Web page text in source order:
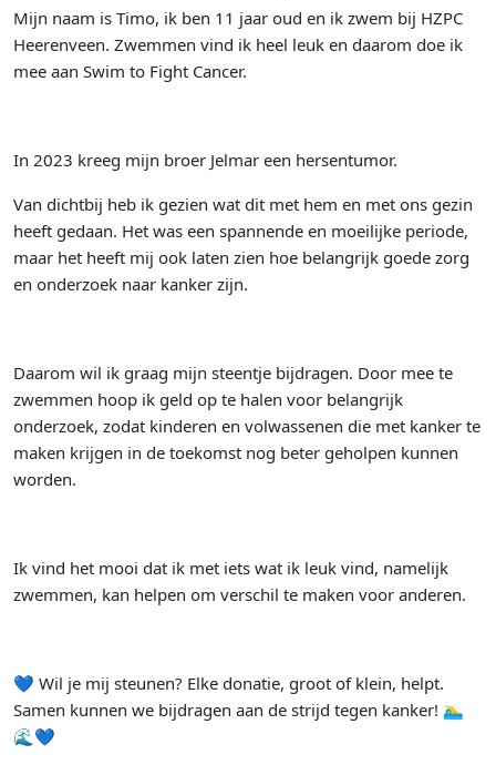
Mijn naam is Timo, ik ben 11 jaar oud en ik zwem bij HZPC
Heerenveen. Zwemmen vind ik heel leuk en daarom doe ik
mee aan Swim to Fight Cancer.
In 2023 kreeg mijn broer Jelmar een hersentumor.
Van dichtbij heb ik gezien wat dit met hem en met ons gezin
heeft gedaan. Het was een spannende en moeilijke periode,
maar het heeft mij ook laten zien hoe belangrijk goede zorg
en onderzoek naar kanker zijn.
Daarom wil ik graag mijn steentje bijdragen. Door mee te
zwemmen hoop ik geld op te halen voor belangrijk
onderzoek, zodat kinderen en volwassenen die met kanker te
maken krijgen in de toekomst nog beter geholpen kunnen
worden.
Ik vind het mooi dat ik met iets wat ik leuk vind, namelijk
zwemmen, kan helpen om verschil te maken voor anderen.
💙 Wil je mij steunen? Elke donatie, groot of klein, helpt.
Samen kunnen we bijdragen aan de strijd tegen kanker! 🏊‍♂️
🌊💙